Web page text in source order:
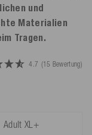
und
Materialien
Tragen.
4.7 (15 Bewertung)
Adult XL+